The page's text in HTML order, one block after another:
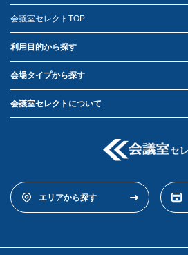
会議室セレクトTOP
利用目的から探す
会場タイプから探す
会議室セレクトについて
エリアから探す